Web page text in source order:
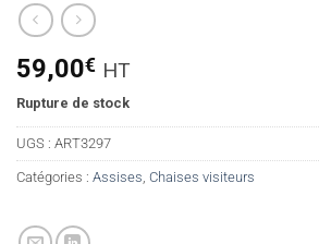
59,00€ HT
Rupture de stock
UGS : ART3297
Catégories : Assises Chaises visiteurs